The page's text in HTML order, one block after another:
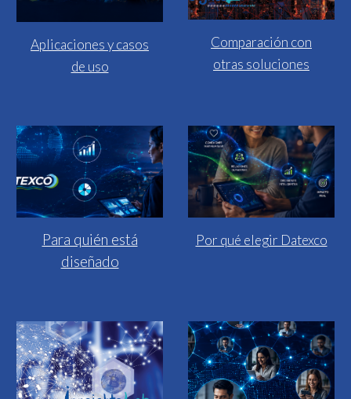
Aplicaciones y casos
de uso
Comparación con
otras soluciones
Para quién está
diseñado
Por qué elegir Datexco